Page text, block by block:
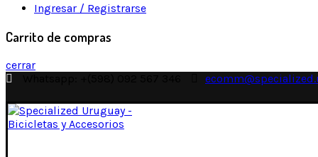
Ingresar / Registrarse
Carrito de compras
cerrar